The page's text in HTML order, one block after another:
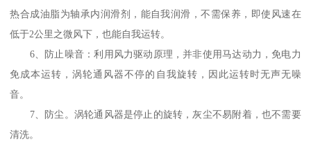
热合成油脂为轴承内润滑剂，能自我润滑，不需保养，即使风速在
低于2公里之微风下，也能自我运转。
6、防止噪音：利用风力驱动原理，并非使用马达动力，免电力
免成本运转，涡轮通风器不停的自我旋转，因此运转时无声无噪
音。
7、防尘。涡轮通风器是停止的旋转，灰尘不易附着，也不需要
清洗。